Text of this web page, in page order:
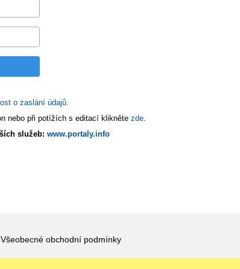
o zaslání údajů.
nebo při potížích s editací klikněte zde
služeb: www.portaly.info
Všeobecné obchodní podmínky